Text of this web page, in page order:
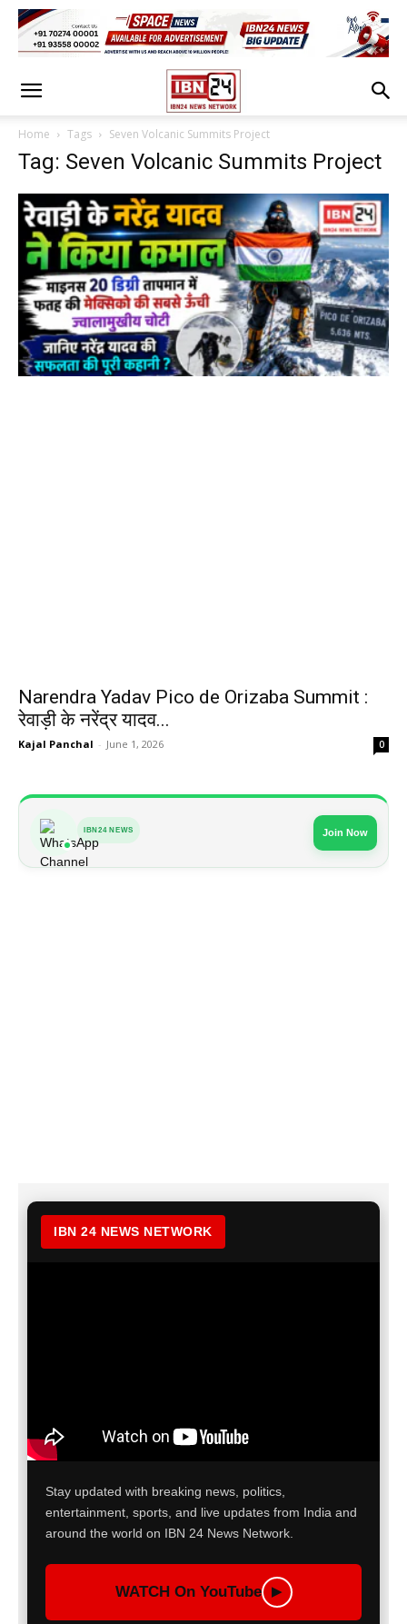
Home Tags Seven Volcanic Summits Project
Tag: Seven Volcanic Summits Project
Narendra Yadav Pico de Orizaba Summit :
रेवाड़ी के नरेंद्र यादव...
Kajal Panchal - June 1, 2026 0
IBN24 NEWS Join Now
IBN 24 NEWS NETWORK
Stay updated with breaking news, politics,
entertainment, sports, and live updates from India and
around the world on IBN 24 News Network.
WATCH On YouTube ▶